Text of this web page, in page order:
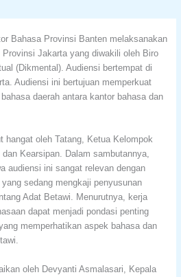
Bahasa Provinsi Banten melaksanakan
Jakarta yang diwakili oleh Biro
(Dikmental). Audiensi bertempat di
Audiensi ini bertujuan memperkuat
daerah antara kantor bahasa dan
hangat oleh Tatang, Ketua Kelompok
Kearsipan. Dalam sambutannya,
audiensi ini sangat relevan dengan
sedang mengkaji penyusunan
Adat Betawi. Menurutnya, kerja
dapat menjadi pondasi penting
memperhatikan aspek bahasa dan
oleh Devyanti Asmalasari, Kepala